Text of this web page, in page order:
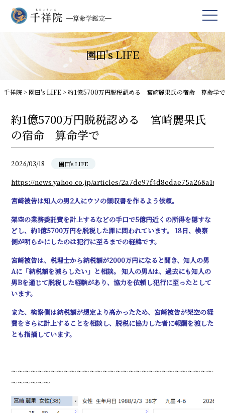
園田's LIFE
千祥院> 園田's LIFE> 約1億5700万円脱税認める 宮崎麗果氏の宿命 算命学で
約1億5700万円脱税認める 宮崎麗果氏
の宿命 算命学で
2026/03/18 園田's LIFE
https://news.yahoo.co.jp/articles/
宮崎被告は知人の男2人にウソの領収書を作るよう依頼。
架空の業務委託費を計上するなどの手口で5億円近くの所得を隠すな
どし、約1億5700万円を脱税した罪に問われています。 18日、検察
側が明らかにしたのは犯行に至るまでの経緯です。
宮崎被告は、税理士から納税額が2000万円になると聞き、知人の男
Aに「納税額を減らしたい」と相談。 知人の男Aは、過去にも知人の
男Bを通じて脱税した経験があり、協力を依頼し犯行に至ったとして
います。
また、検察側は納税額が想定より高かったため、宮崎被告が架空の経
費をさらに計上することを相談し、脱税に協力した者に報酬を渡した
とも指摘しています。
～～～～～～～～～～～～～～～～～～～～～～～～～～～～～～～
～～～～～～